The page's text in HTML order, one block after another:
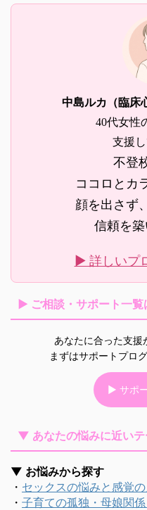
中島ルカ（臨床
40代女性
支援し
不登
ココロとカ
顔を出さず
信頼を築
▶ 詳しいプ
▶ ご相談・サポート一覧
あなたに合った支援
まずはサポートプロ
▶ サポ
▼ あなたの悩みに近いテ
▼ お悩みから探す
・ セックスの悩みと感覚
・ 子育ての孤独・母娘関